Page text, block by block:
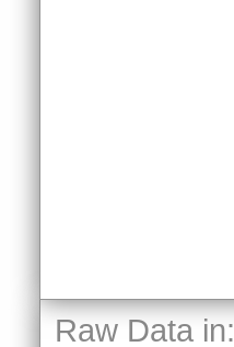
Raw Data in: